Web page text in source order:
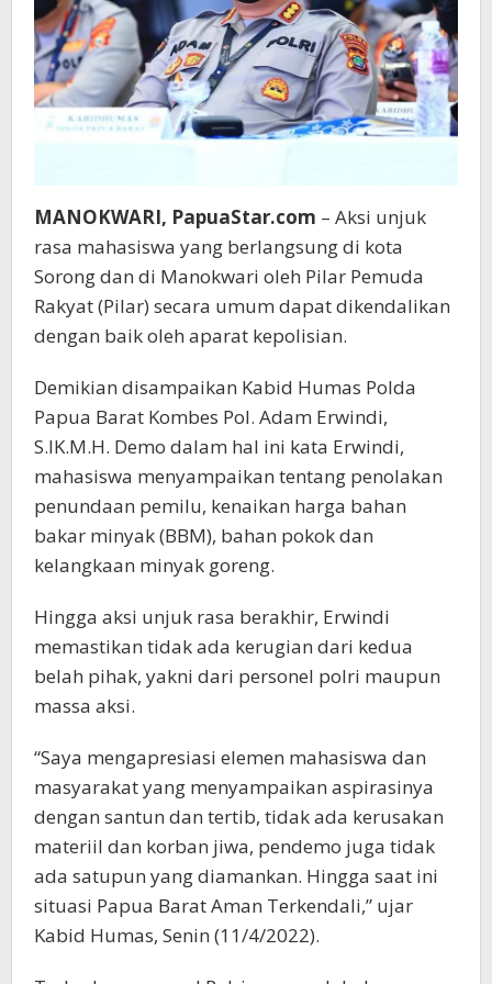
MANOKWARI, PapuaStar.com – Aksi unjuk
rasa mahasiswa yang berlangsung di kota
Sorong dan di Manokwari oleh Pilar Pemuda
Rakyat (Pilar) secara umum dapat dikendalikan
dengan baik oleh aparat kepolisian.
Demikian disampaikan Kabid Humas Polda
Papua Barat Kombes Pol. Adam Erwindi,
S.IK.M.H. Demo dalam hal ini kata Erwindi,
mahasiswa menyampaikan tentang penolakan
penundaan pemilu, kenaikan harga bahan
bakar minyak (BBM), bahan pokok dan
kelangkaan minyak goreng.
Hingga aksi unjuk rasa berakhir, Erwindi
memastikan tidak ada kerugian dari kedua
belah pihak, yakni dari personel polri maupun
massa aksi.
“Saya mengapresiasi elemen mahasiswa dan
masyarakat yang menyampaikan aspirasinya
dengan santun dan tertib, tidak ada kerusakan
materiil dan korban jiwa, pendemo juga tidak
ada satupun yang diamankan. Hingga saat ini
situasi Papua Barat Aman Terkendali,” ujar
Kabid Humas, Senin (11/4/2022).